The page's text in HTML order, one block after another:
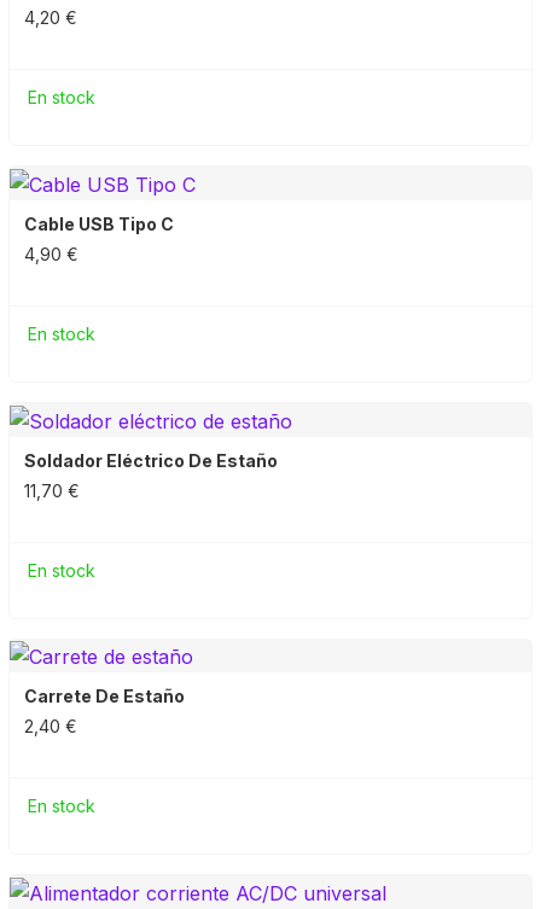
4,20 €
En stock
Cable USB Tipo C
4,90 €
En stock
Soldador Eléctrico De Estaño
11,70 €
En stock
Carrete De Estaño
2,40 €
En stock